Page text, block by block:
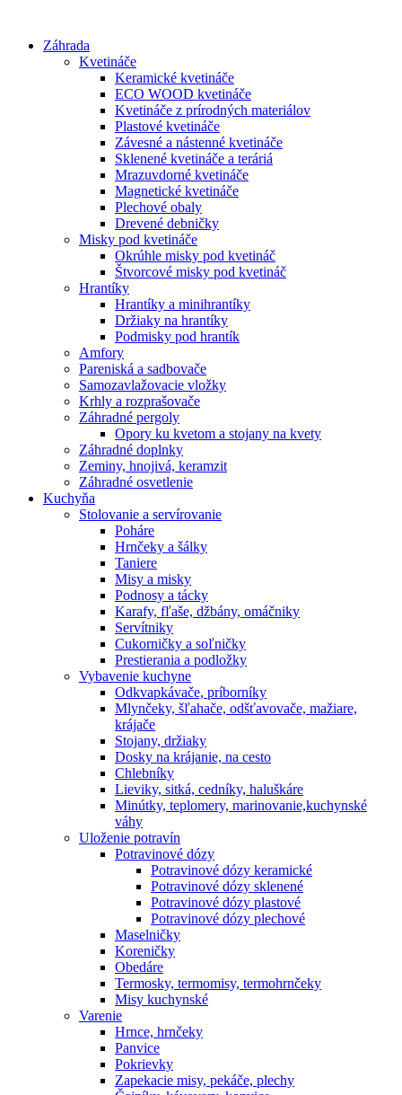
obsah
Záhrada
Kvetináče
Keramické kvetináče
ECO WOOD kvetináče
Kvetináče z prírodných materiálov
Plastové kvetináče
Závesné a nástenné kvetináče
Sklenené kvetináče a teráriá
Mrazuvdorné kvetináče
Magnetické kvetináče
Plechové obaly
Drevené debničky
Misky pod kvetináče
Okrúhle misky pod kvetináč
Štvorcové misky pod kvetináč
Hrantíky
Hrantíky a minihrantíky
Držiaky na hrantíky
Podmisky pod hrantík
Amfory
Pareniská a sadbovače
Samozavlažovacie vložky
Krhly a rozprašovače
Záhradné pergoly
Opory ku kvetom a stojany na kvety
Záhradné doplnky
Zeminy, hnojivá, keramzit
Záhradné osvetlenie
Kuchyňa
Stolovanie a servírovanie
Poháre
Hrnčeky a šálky
Taniere
Misy a misky
Podnosy a tácky
Karafy, fľaše, džbány, omáčniky
Servítniky
Cukorničky a soľničky
Prestierania a podložky
Vybavenie kuchyne
Odkvapkávače, príborníky
Mlynčeky, šľahače, odšťavovače, mažiare,
krájače
Stojany, držiaky
Dosky na krájanie, na cesto
Chlebníky
Lieviky, sitká, cedníky, haluškáre
Minútky, teplomery, marinovanie,kuchynské
váhy
Uloženie potravín
Potravinové dózy
Potravinové dózy keramické
Potravinové dózy sklenené
Potravinové dózy plastové
Potravinové dózy plechové
Maselničky
Koreničky
Obedáre
Termosky, termomisy, termohrnčeky
Misy kuchynské
Varenie
Hrnce, hrnčeky
Panvice
Pokrievky
Zapekacie misy, pekáče, plechy